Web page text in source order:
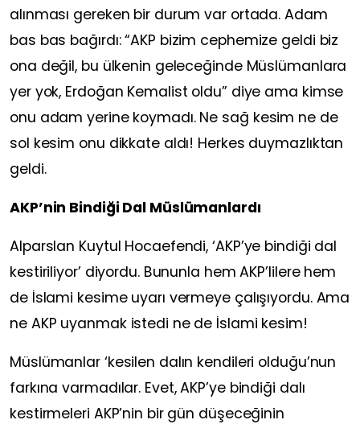
alınması gereken bir durum var ortada. Adam
bas bas bağırdı: “AKP bizim cephemize geldi biz
ona değil, bu ülkenin geleceğinde Müslümanlara
yer yok, Erdoğan Kemalist oldu” diye ama kimse
onu adam yerine koymadı. Ne sağ kesim ne de
sol kesim onu dikkate aldı! Herkes duymazlıktan
geldi.
AKP’nin Bindiği Dal Müslümanlardı
Alparslan Kuytul Hocaefendi, ‘AKP’ye bindiği dal
kestiriliyor’ diyordu. Bununla hem AKP’lilere hem
de İslami kesime uyarı vermeye çalışıyordu. Ama
ne AKP uyanmak istedi ne de İslami kesim!
Müslümanlar ‘kesilen dalın kendileri olduğu’nun
farkına varmadılar. Evet, AKP’ye bindiği dalı
kestirmeleri AKP’nin bir gün düşeceğinin